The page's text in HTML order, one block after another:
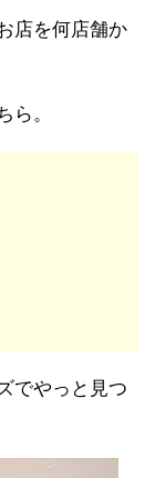
店を何店舗か
ら。
でやっと見つ